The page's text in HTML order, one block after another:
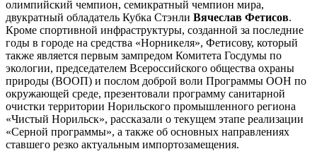
олимпийский чемпион, семикратный чемпион мира,
двукратный обладатель Кубка Стэнли Вячеслав Фетисов.
Кроме спортивной инфраструктуры, созданной за последние
годы в городе на средства «Норникеля», Фетисову, который
также является первым зампредом Комитета Госдумы по
экологии, председателем Всероссийского общества охраны
природы (ВООП) и послом доброй воли Программы ООН по
окружающей среде, презентовали программу санитарной
очистки территории Норильского промышленного региона
«Чистый Норильск», рассказали о текущем этапе реализации
«Серной программы», а также об основных направлениях
ставшего резко актуальным импортозамещения.